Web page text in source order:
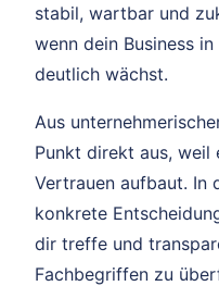
stabil, wartbar und
wenn dein Business
deutlich wächst.
Aus
Punkt direkt aus, weil
Vertrauen aufbaut. In
konkrete
dir treffe und
Fachbegriffen zu